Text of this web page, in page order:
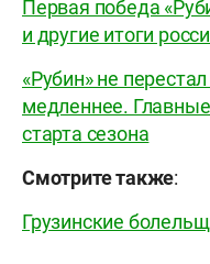
Первая победа
и другие итоги
«Рубин» не
медленнее. Главные
cтарта сезона
Смотрите также:
Грузинские